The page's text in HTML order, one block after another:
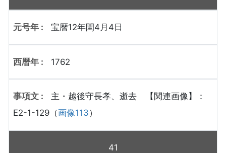
宝暦12年閏4月4日
1762
主・越後守長孝、逝去 【関連画像】：
E2-1-129（画像113）
41